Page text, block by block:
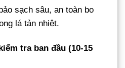
sạch sâu, an toàn bo
lá tản nhiệt.
tra ban đầu (10-15